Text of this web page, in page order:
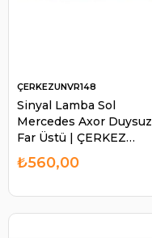
Sinyal Lamba Sol
Mercedes Axor Duysuz
Far Üstü | ÇERKEZ
UNVR148
ÇERKEZUNVR148
₺560,00